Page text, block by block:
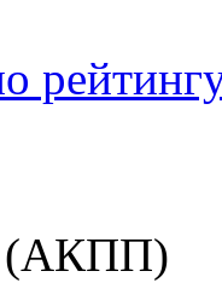
(АКПП)